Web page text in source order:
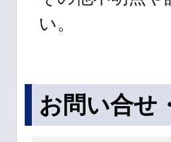
い。
お問い合せ